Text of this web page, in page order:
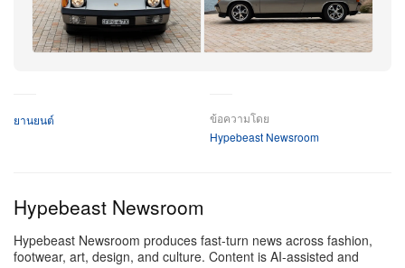
หัวใจกลไกของ Targa คันนี้คือเครื่องยนต์บ็อกเซอร์ 4 สูบ
นอน ขนาด 1.7 ลิตร วางกลางตามยาว ซึ่งถูกโอเวอร์ฮอล
ใช้ Bosch D-Jetronic เครื่องยนต์ระบายความร้อนด้วย
อากาศให้กำลังราว 80 แรงม้า และแรงบิด 98 ปอนด์-ฟุต
เซมิเทรลลิงอาร์มและคอยล์สปริง ผสานระบบดิสก์เบรก 4
ล้อที่ปรับจูนมาอย่างประณีต
ยานยนต์
ข้อความโดย
Hypebeast Newsroom
Hypebeast Newsroom
Hypebeast Newsroom produces fast-turn news across fashion,
footwear, art, design, and culture. Content is AI-assisted and